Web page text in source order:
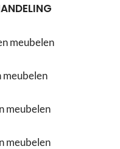
meubelen
meubelen
meubelen